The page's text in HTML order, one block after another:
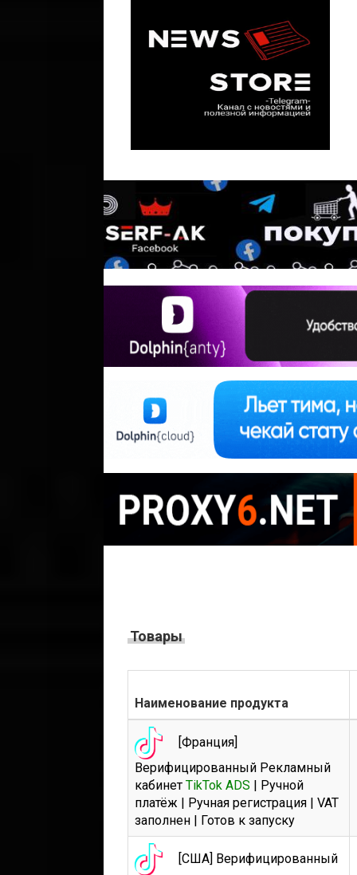
Товары
Наименование продукта
[Франция]
Верифицированный Рекламный
кабинет TikTok ADS | Ручной
платёж | Ручная регистрация | VAT
заполнен | Готов к запуску
[США] Верифицированный